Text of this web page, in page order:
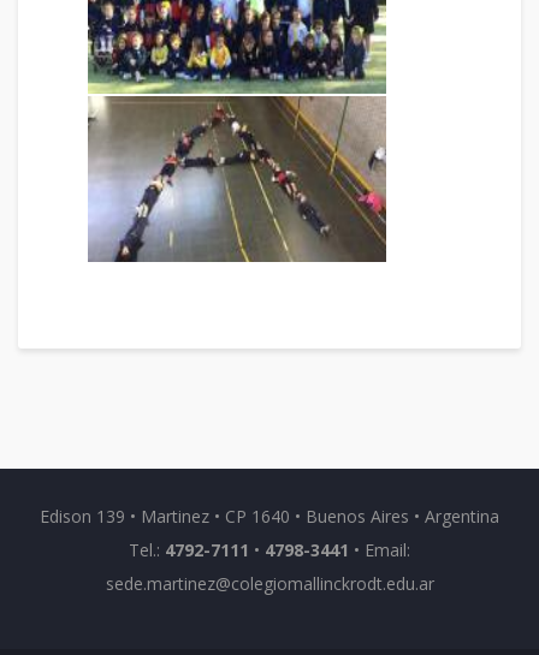
Edison 139 • Martinez • CP 1640 • Buenos Aires • Argentina
Tel.: 4792-7111 • 4798-3441 • Email:
sede.martinez@colegiomallinckrodt.edu.ar